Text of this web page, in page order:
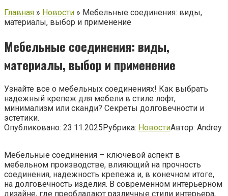
Главная » Новости » Мебельные соединения: виды,
материалы, выбор и применение
Мебельные соединения: виды,
материалы, выбор и применение
Узнайте все о мебельных соединениях! Как выбрать
надежный крепеж для мебели в стиле лофт,
минимализм или сканди? Секреты долговечности и
эстетики.
Опубликовано: 23.11.2025Рубрика: НовостиАвтор: Andrey
Мебельные соединения – ключевой аспект в
мебельном производстве, влияющий на прочность
соединения, надежность крепежа и, в конечном итоге,
на долговечность изделия. В современном интерьерном
дизайне, где преобладают различные стили интерьера,